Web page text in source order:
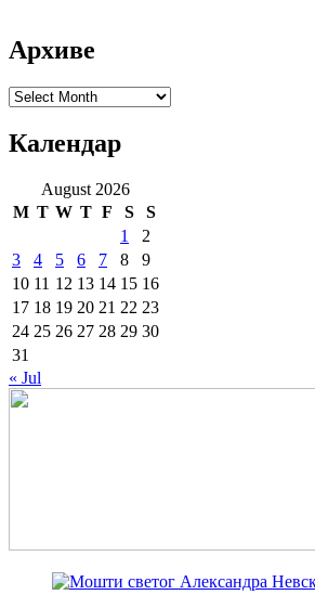
Архиве
Архиве
Календар
August 2026
M T W T F S
S
1
2
3
4 5 6 7 8
9
10 11 12 13 14 15 16
17 18 19 20 21 22 23
24 25 26 27 28 29 30
31
« Jul